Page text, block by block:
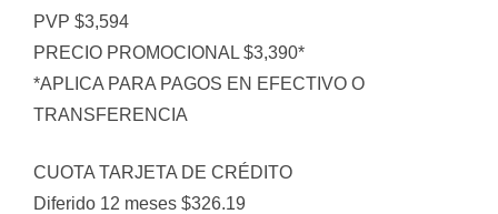
PVP $3,594
PRECIO PROMOCIONAL $3,390*
*APLICA PARA PAGOS EN EFECTIVO O
TRANSFERENCIA
CUOTA TARJETA DE CRÉDITO
Diferido 12 meses $326.19